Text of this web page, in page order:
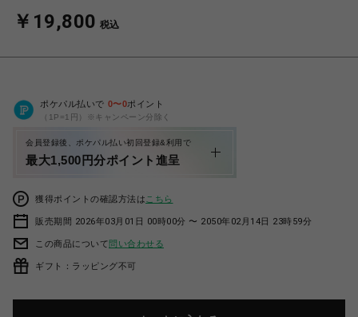
￥19,800 税込
ポケパル払いで 0〜0ポイント
（1P=1円）※キャンペーン分除く
会員登録後、ポケパル払い初回登録&利用で
最大1,500円分ポイント進呈
獲得ポイントの確認方法は こちら
販売期間 2026年03月01日 00時00分 〜 2050年02月14日 23時59分
この商品について問い合わせる
ギフト：ラッピング不可